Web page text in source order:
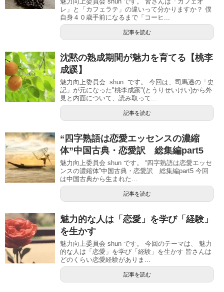
レ」と「カフェラテ」の違いって分かりますか？ 僕
自身４０歳手前になるまで「コーヒ...
記事を読む
沈黙の熟成期間が魅力を育てる【桃李
成蹊】
魅力向上委員会 shun です。 今回は、司馬遷の「史
記」が元になった"桃李成蹊"(とうりせいけい)から外
見と内面について、読み取って...
記事を読む
“四字熟語は恋愛エッセンスの濃縮
体”中国古典・恋愛訳 総集編part5
魅力向上委員会 shun です。 “四字熟語は恋愛エッセ
ンスの濃縮体”中国古典・恋愛訳 総集編part5 今回
は中国古典から生まれた...
記事を読む
魅力的な人は「恋愛」を学び「経験」
を生かす
魅力向上委員会 shun です。 今回のテーマは、 魅力
的な人は「恋愛」を学び「経験」を生かす 皆さんは
どのくらい恋愛経験がありま...
記事を読む